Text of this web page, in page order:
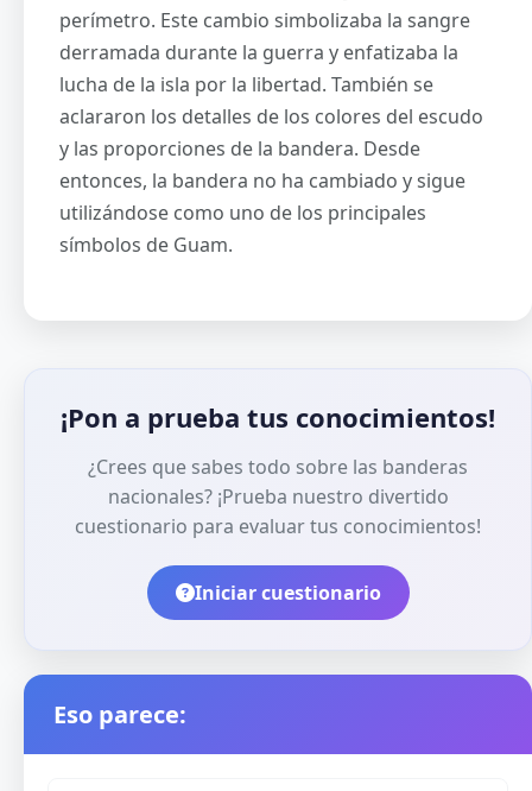
perímetro. Este cambio simbolizaba la sangre
derramada durante la guerra y enfatizaba la
lucha de la isla por la libertad. También se
aclararon los detalles de los colores del escudo
y las proporciones de la bandera. Desde
entonces, la bandera no ha cambiado y sigue
utilizándose como uno de los principales
símbolos de Guam.
¡Pon a prueba tus conocimientos!
¿Crees que sabes todo sobre las banderas
nacionales? ¡Prueba nuestro divertido
cuestionario para evaluar tus conocimientos!
Iniciar cuestionario
Eso parece: